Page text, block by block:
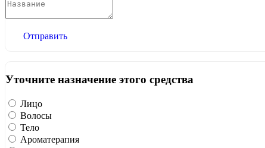
Отправить
Уточните назначение этого средства
Лицо
Волосы
Тело
Ароматерапия